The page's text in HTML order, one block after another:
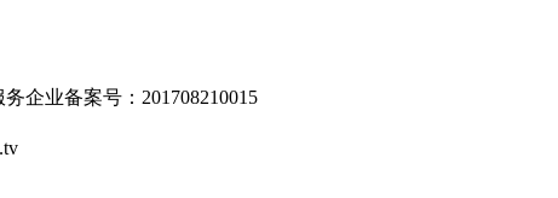
企业备案号：201708210015